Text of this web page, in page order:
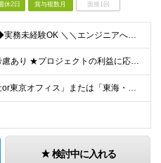
休2日 賞与複数月 面接1回
◆学歴不問 ◆実務未経験OK ＼＼エンジニアへの第一歩を歩める／／ ■情報系・工学系の大学（専門学校）を卒業された方 ■職業訓練校を卒業された方 など、実務経験は無いけどエンジニアにチャレンジしたい
★前職給与考慮あり ★プロジェクトの利益に応じて賞与UP ★年収810万円（月給49万円＋諸手当+賞与年2回）OK！ 月給23.8万円～＋各種手当＋賞与年2回（経験～1年） ：想定年収320万円～
「名古屋本社or東京オフィス」または「東海・関東・関西のクライアント先」 ※通勤可能な範囲での就業となりますのでご安心ください。 ※転勤はありません。 ※U・Iターンも歓迎します！（引越し代支給などU
検討中に入れる